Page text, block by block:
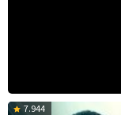
7.944